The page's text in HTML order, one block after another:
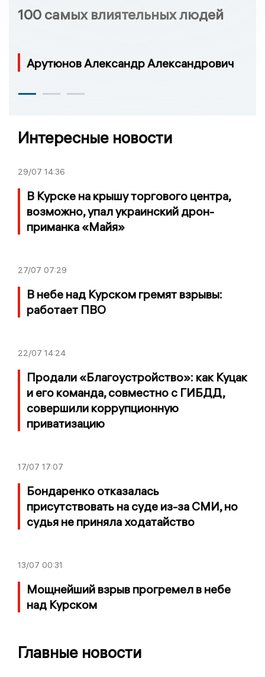
100 самых влиятельных людей
Арутюнов Александр Александрович
Интересные новости
29/07 14:36
В Курске на крышу торгового центра,
возможно, упал украинский дрон-
приманка «Майя»
27/07 07:29
В небе над Курском гремят взрывы:
работает ПВО
22/07 14:24
Продали «Благоустройство»: как Куцак
и его команда, совместно с ГИБДД,
совершили коррупционную
приватизацию
17/07 17:07
Бондаренко отказалась
присутствовать на суде из-за СМИ, но
судья не приняла ходатайство
13/07 00:31
Мощнейший взрыв прогремел в небе
над Курском
Главные новости